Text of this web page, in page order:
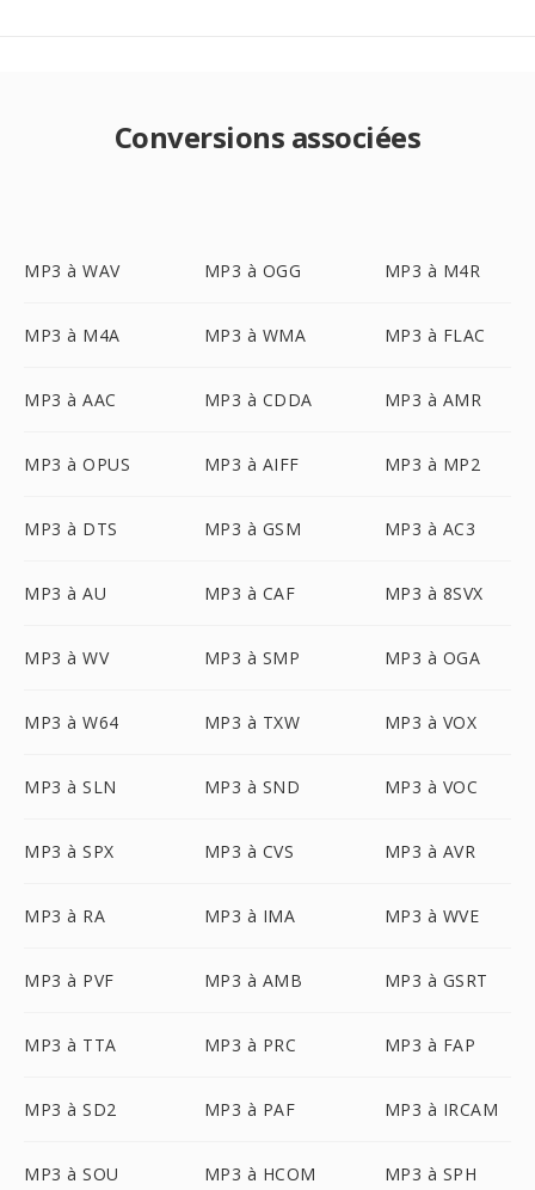
Conversions associées
MP3 à WAV MP3 à OGG MP3 à M4R
MP3 à M4A MP3 à WMA MP3 à FLAC
MP3 à AAC MP3 à CDDA MP3 à AMR
MP3 à OPUS MP3 à AIFF MP3 à MP2
MP3 à DTS MP3 à GSM MP3 à AC3
MP3 à AU MP3 à CAF MP3 à 8SVX
MP3 à WV MP3 à SMP MP3 à OGA
MP3 à W64 MP3 à TXW MP3 à VOX
MP3 à SLN MP3 à SND MP3 à VOC
MP3 à SPX MP3 à CVS MP3 à AVR
MP3 à RA MP3 à IMA MP3 à WVE
MP3 à PVF MP3 à AMB MP3 à GSRT
MP3 à TTA MP3 à PRC MP3 à FAP
MP3 à SD2 MP3 à PAF MP3 à IRCAM
MP3 à SOU MP3 à HCOM MP3 à SPH